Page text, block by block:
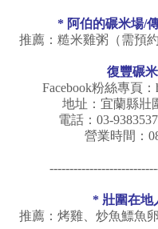
* 阿伯的碾米場/
推薦：糙米雞粥（需預
復豐碾
Facebook粉絲專頁：
地址：宜蘭縣壯
電話：03-
營業時間：
* 壯圍在地
推薦：烤雞、炒魚鰾魚